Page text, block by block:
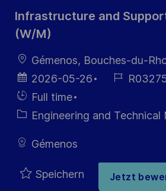
Infrastructure and
(W/M)
Ort
Gémenos, Bouches-du-
Datum der
Veröffentlichung
2026-05-26
Job-
Einstellunngstyp
Full time
Kategorie
Engineering and Technical
Gémenos
Speichern Jetzt